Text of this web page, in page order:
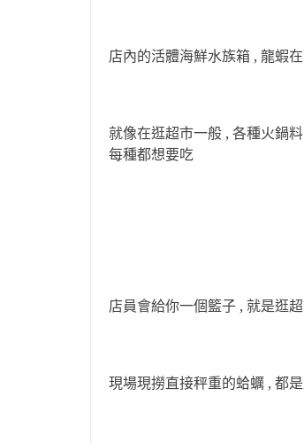
店內的活體海鮮水族箱 , 龍蝦
就像在逛超市一般 , 各種火鍋
每種都想要吃
店員會給你一個籃子 , 就是逛
現場現撈直接秤重的蛤蠣 , 都